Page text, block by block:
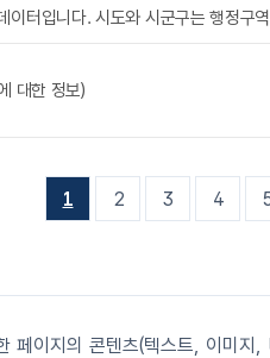
대한 정보)
1 2 3 4
페이지의 콘텐츠(텍스트, 이미지,